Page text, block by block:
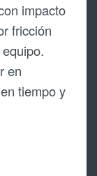
impacto
fricción
en
tiempo y